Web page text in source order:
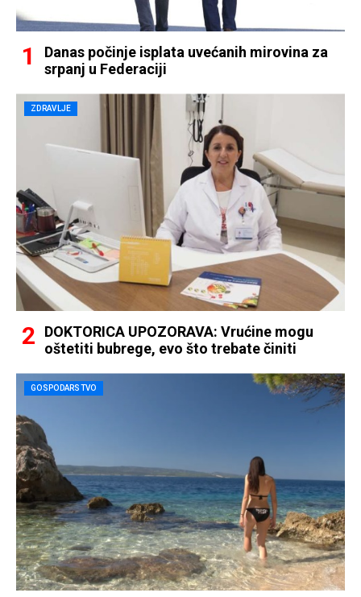
Danas počinje isplata uvećanih mirovina za
srpanj u Federaciji
ZDRAVLJE
DOKTORICA UPOZORAVA: Vrućine mogu
oštetiti bubrege, evo što trebate činiti
GOSPODARSTVO